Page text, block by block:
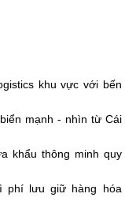
khu vực với bến
mạnh - nhìn từ Cái
khẩu thông minh quy
phí lưu giữ hàng hóa